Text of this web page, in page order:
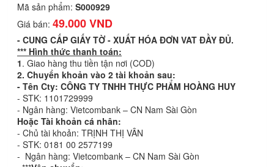
Mã sản phẩm: S000929
Giá bán: 49.000 VND
- CUNG CẤP GIẤY TỜ - XUẤT HÓA ĐƠN VAT ĐẦY ĐỦ.
*** Hình thức thanh toán:
1. Giao hàng thu tiền tận nơi (COD)
2. Chuyển khoản vào 2 tài khoản sau:
- Tên Cty: CÔNG TY TNHH THỰC PHẨM HOÀNG HUY
- STK: 1101729999
- Ngân hàng: Vietcombank – CN Nam Sài Gòn
Hoặc Tài khoản cá nhân:
- Chủ tài khoản: TRỊNH THỊ VÂN
- STK: 0181 00 2577199
- Ngân hàng: Vietcombank – CN Nam Sài Gòn